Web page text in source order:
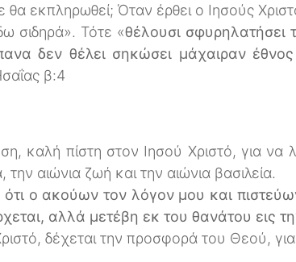
εκπληρωθεί; Όταν έρθει ο Ιησούς
σιδηρά». Τότε «θέλουσι σφυρηλατήσει
δεν θέλει σηκώσει μάχαιραν
β:4
καλή πίστη στον Ιησού Χριστό, για
αιώνια ζωή και την αιώνια βασιλεία.
ο ακούων τον λόγον μου και
αλλά μετέβη εκ του θανάτου εις
δέχεται την προσφορά του Θεού, για